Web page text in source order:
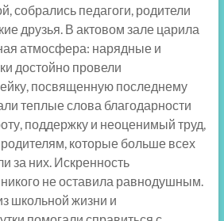
собрались педагоги, родители
друзья. В актовом зале царила
атмосфера: нарядные и
достойно провели
посвященную последнему
теплые слова благодарности
поддержку и неоценимый труд,
которые больше всех
за них. Искренность
не оставила равнодушным.
школьной жизни и